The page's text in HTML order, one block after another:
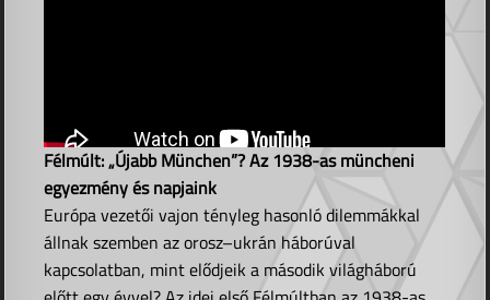
Félmúlt: „Újabb München”? Az 1938-as müncheni
egyezmény és napjaink
Európa vezetői vajon tényleg hasonló dilemmákkal
állnak szemben az orosz–ukrán háborúval
kapcsolatban, mint elődjeik a második világháború